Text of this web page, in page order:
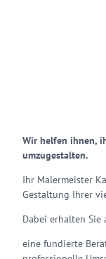
Wir helfen ihnen,
umzugestalten.
Ihr Malermeister
Gestaltung Ihrer
Dabei erhalten Sie
eine fundierte